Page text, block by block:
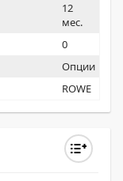
12
мес.
0
Опции
ROWE